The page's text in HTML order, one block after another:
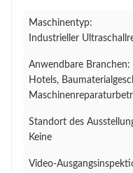
Maschinentyp:
Industrieller
Anwendbare Branchen:
Hotels,
Standort des
Keine
Video-